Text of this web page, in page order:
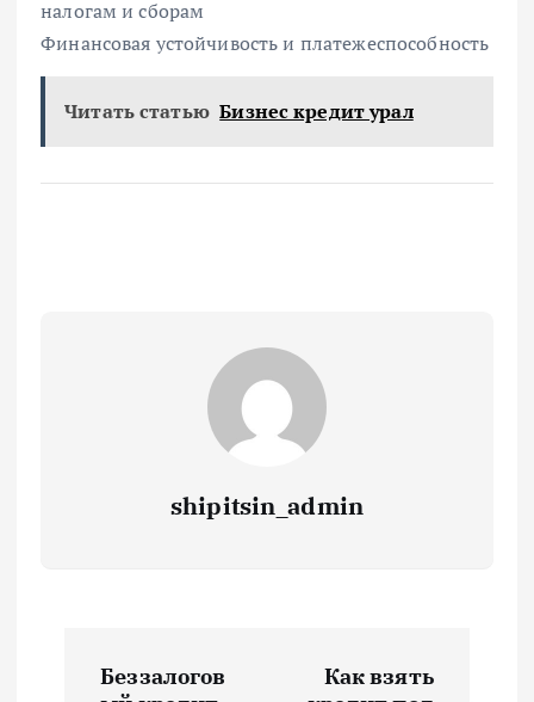
налогам и сборам
Финансовая устойчивость и платежеспособность
Читать статью Бизнес кредит урал
shipitsin_admin
Беззалогов
Как взять